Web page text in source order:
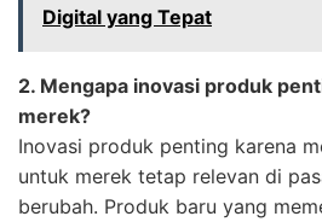
Digital yang Tepat
2. Mengapa inovasi produk
merek?
Inovasi produk penting karena
untuk merek tetap relevan di
berubah. Produk baru yang